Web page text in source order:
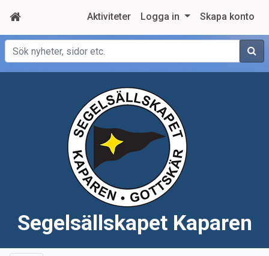
Aktiviteter Logga in Skapa konto
Sök
Segelsällskapet Kaparen